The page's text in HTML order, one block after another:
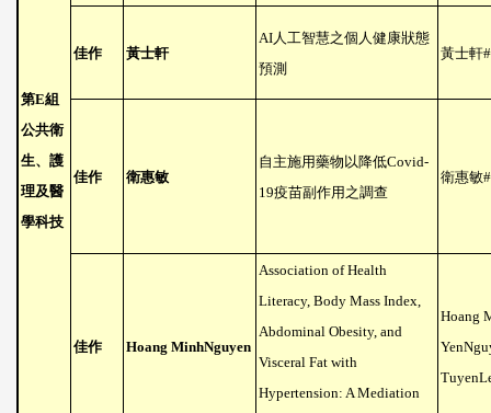
第E組
公共衛
生、護
理及醫
學科技
佳作 黃士軒
AI人工智慧之個人健康狀態
預測
黃士軒
佳作 衛惠敏
自主施用藥物以降低Covid-
19疫苗副作用之調查
衛惠敏
佳作 Hoang MinhNguyen
Association of Health
Literacy, Body Mass Index,
Abdominal Obesity, and
Visceral Fat with
Hypertension: A Mediation
Hoang